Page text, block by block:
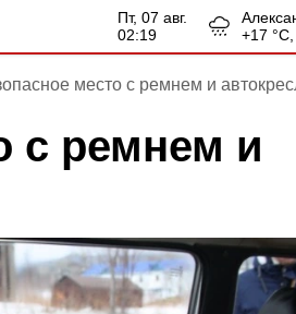
пт, 07 авг.
02:19
+17 °С,
место с ремнем и
с ремнем и